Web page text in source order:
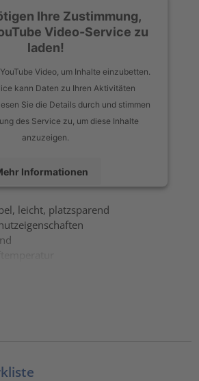
Ihre Zustimmung,
Video-Service zu
laden!
Video, um Inhalte einzubetten.
kann Daten zu Ihren Aktivitäten
Sie die Details durch und stimmen
des Service zu, um diese Inhalte
anzuzeigen.
Informationen
Akzeptieren
Consent Management Platform
leicht, platzsparend